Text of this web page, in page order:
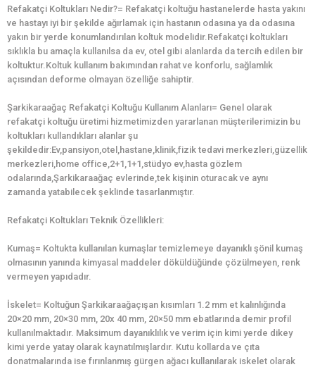
Refakatçi Koltukları Nedir?= Refakatçi koltuğu hastanelerde hasta yakını
ve hastayı iyi bir şekilde ağırlamak için hastanın odasına ya da odasına
yakın bir yerde konumlandırılan koltuk modelidir.Refakatçi koltukları
sıklıkla bu amaçla kullanılsa da ev, otel gibi alanlarda da tercih edilen bir
koltuktur.Koltuk kullanım bakımından rahat ve konforlu, sağlamlık
açısından deforme olmayan özelliğe sahiptir.
Şarkikaraağaç Refakatçi Koltuğu Kullanım Alanları= Genel olarak
refakatçi koltuğu üretimi hizmetimizden yararlanan müşterilerimizin bu
koltukları kullandıkları alanlar şu
şekildedir:Ev,pansiyon,otel,hastane,klinik,fizik tedavi merkezleri,güzellik
merkezleri,home office,2+1,1+1,stüdyo ev,hasta gözlem
odalarında,Şarkikaraağaç evlerinde,tek kişinin oturacak ve aynı
zamanda yatabilecek şeklinde tasarlanmıştır.
Refakatçi Koltukları Teknik Özellikleri:
Kumaş= Koltukta kullanılan kumaşlar temizlemeye dayanıklı şönil kumaş
olmasının yanında kimyasal maddeler döküldüğünde çözülmeyen, renk
vermeyen yapıdadır.
İskelet= Koltuğun Şarkikaraağaçışan kısımları 1.2 mm et kalınlığında
20×20 mm, 20×30 mm, 20x 40 mm, 20×50 mm ebatlarında demir profil
kullanılmaktadır. Maksimum dayanıklılık ve verim için kimi yerde dikey
kimi yerde yatay olarak kaynatılmışlardır. Kutu kollarda ve çıta
donatmalarında ise fırınlanmış gürgen ağacı kullanılarak iskelet olarak